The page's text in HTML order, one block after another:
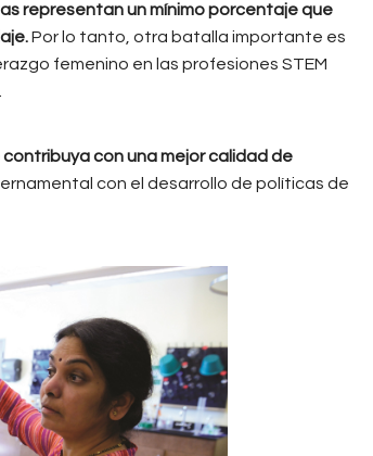
representan un mínimo porcentaje que
Por lo tanto, otra batalla importante es
femenino en las profesiones STEM
con una mejor calidad de
con el desarrollo de políticas de